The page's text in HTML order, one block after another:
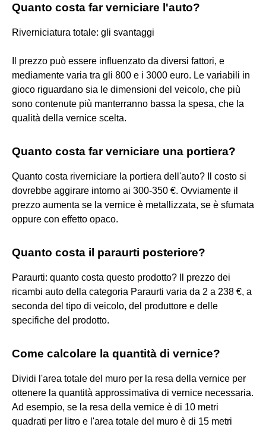
Quanto costa far verniciare l'auto?
Riverniciatura totale: gli svantaggi
Il prezzo può essere influenzato da diversi fattori, e
mediamente varia tra gli 800 e i 3000 euro. Le variabili in
gioco riguardano sia le dimensioni del veicolo, che più
sono contenute più manterranno bassa la spesa, che la
qualità della vernice scelta.
Quanto costa far verniciare una portiera?
Quanto costa riverniciare la portiera dell'auto? Il costo si
dovrebbe aggirare intorno ai 300-350 €. Ovviamente il
prezzo aumenta se la vernice è metallizzata, se è sfumata
oppure con effetto opaco.
Quanto costa il paraurti posteriore?
Paraurti: quanto costa questo prodotto? Il prezzo dei
ricambi auto della categoria Paraurti varia da 2 a 238 €, a
seconda del tipo di veicolo, del produttore e delle
specifiche del prodotto.
Come calcolare la quantità di vernice?
Dividi l'area totale del muro per la resa della vernice per
ottenere la quantità approssimativa di vernice necessaria.
Ad esempio, se la resa della vernice è di 10 metri
quadrati per litro e l'area totale del muro è di 15 metri